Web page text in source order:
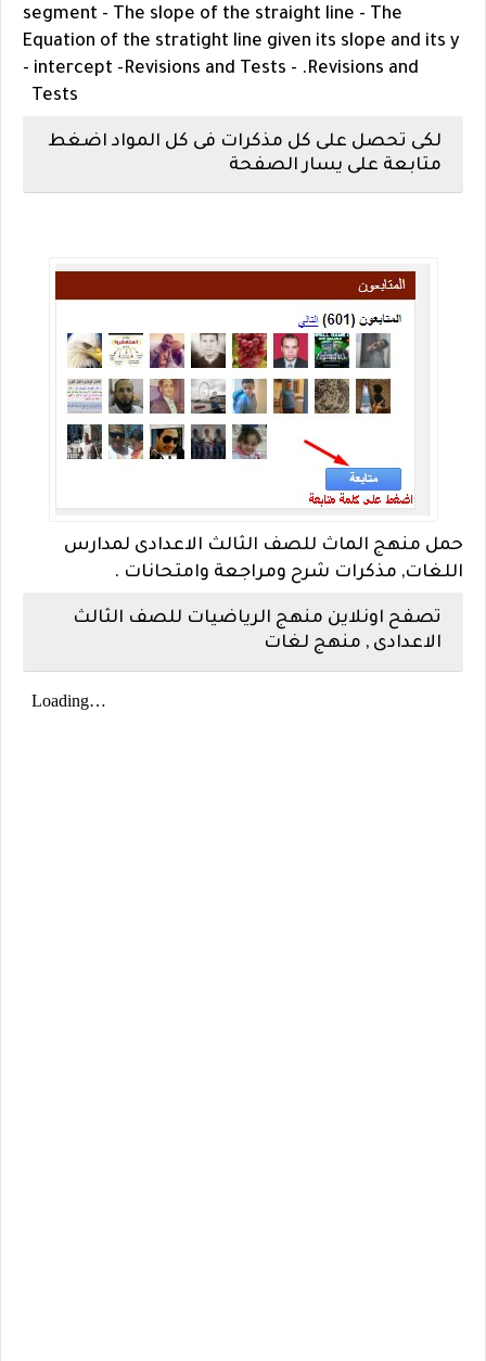
segment - The slope of the straight line - The
Equation of the stratight line given its slope and its y
- intercept -Revisions and Tests - .Revisions and
Tests
لكى تحصل على كل مذكرات فى كل المواد اضغط
متابعة على يسار الصفحة
حمل منهج الماث للصف الثالث الاعدادى لمدارس
اللغات, مذكرات شرح ومراجعة وامتحانات .
تصفح اونلاين منهج الرياضيات للصف الثالث
الاعدادى , منهج لغات